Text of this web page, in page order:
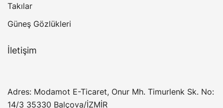
Takılar
Güneş Gözlükleri
İletişim
Adres: Modamot E-Ticaret, Onur Mh. Timurlenk Sk. No:
14/3 35330 Balçova/İZMİR